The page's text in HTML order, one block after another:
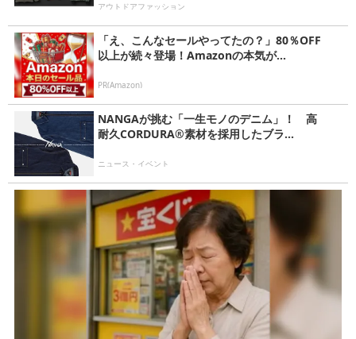
アウトドアファッション
「え、こんなセールやってたの？」80％OFF
以上が続々登場！Amazonの本気が...
PR(Amazon)
NANGAが挑む「一生モノのデニム」！ 高
耐久CORDURA®素材を採用したブラ...
ニュース・イベント